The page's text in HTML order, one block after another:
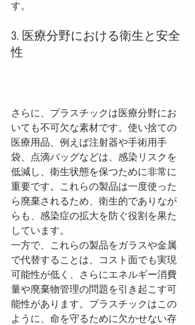
す。
3. 医療分野における衛生と安全
性
さらに、プラスチックは医療分野にお
いても不可欠な素材です。使い捨ての
医療用品、例えば注射器や手術用手
袋、点滴バッグなどは、感染リスクを
低減し、衛生状態を保つために非常に
重要です。これらの製品は一度使った
ら廃棄されるため、衛生的でありなが
らも、感染症の拡大を防ぐ役割を果た
しています。
一方で、これらの製品をガラスや金属
で代替することは、コスト面でも実現
可能性が低く、さらにエネルギー消費
量や廃棄物管理の問題を引き起こす可
能性があります。プラスチックはこの
ように、命を守るために欠かせない存